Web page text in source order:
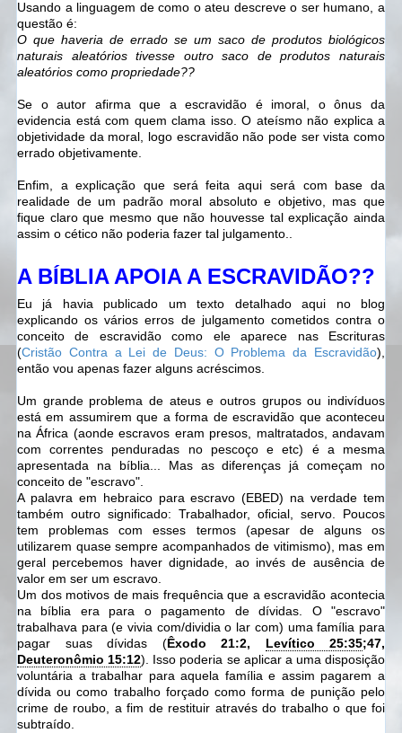
Usando a linguagem de como o ateu descreve o ser humano, a
questão é:
O que haveria de errado se um saco de produtos biológicos
naturais aleatórios tivesse outro saco de produtos naturais
aleatórios como propriedade??
Se o autor afirma que a escravidão é imoral, o ônus da
evidencia está com quem clama isso. O ateísmo não explica a
objetividade da moral, logo escravidão não pode ser vista como
errado objetivamente.
Enfim, a explicação que será feita aqui será com base da
realidade de um padrão moral absoluto e objetivo, mas que
fique claro que mesmo que não houvesse tal explicação ainda
assim o cético não poderia fazer tal julgamento..
A BÍBLIA APOIA A ESCRAVIDÃO??
Eu já havia publicado um texto detalhado aqui no blog
explicando os vários erros de julgamento cometidos contra o
conceito de escravidão como ele aparece nas Escrituras
(Cristão Contra a Lei de Deus: O Problema da Escravidão),
então vou apenas fazer alguns acréscimos.
Um grande problema de ateus e outros grupos ou indivíduos
está em assumirem que a forma de escravidão que aconteceu
na África (aonde escravos eram presos, maltratados, andavam
com correntes penduradas no pescoço e etc) é a mesma
apresentada na bíblia... Mas as diferenças já começam no
conceito de "escravo".
A palavra em hebraico para escravo (EBED) na verdade tem
também outro significado: Trabalhador, oficial, servo. Poucos
tem problemas com esses termos (apesar de alguns os
utilizarem quase sempre acompanhados de vitimismo), mas em
geral percebemos haver dignidade, ao invés de ausência de
valor em ser um escravo.
Um dos motivos de mais frequência que a escravidão acontecia
na bíblia era para o pagamento de dívidas. O "escravo"
trabalhava para (e vivia com/dividia o lar com) uma família para
pagar suas dívidas (Êxodo 21:2, Levítico 25:35;47,
Deuteronômio 15:12). Isso poderia se aplicar a uma disposição
voluntária a trabalhar para aquela família e assim pagarem a
dívida ou como trabalho forçado como forma de punição pelo
crime de roubo, a fim de restituir através do trabalho o que foi
subtraído.